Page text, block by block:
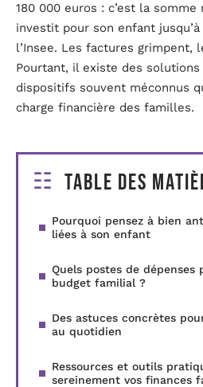
180 000 euros : c’est la somme
investit pour son enfant jusqu’à
l’Insee. Les factures grimpent,
Pourtant, il existe des solutions
dispositifs souvent méconnus
charge financière des familles.
Table des
Pourquoi pensez à bien
liées à son enfant
Quels postes de
budget familial ?
Des astuces concrètes
au quotidien
Ressources et outils
sereinement vos finances